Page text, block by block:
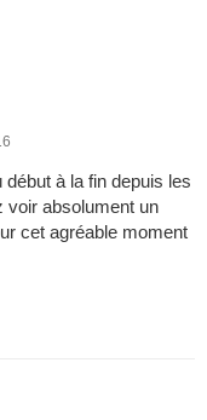
à la fin depuis les
voir absolument un
cet agréable moment